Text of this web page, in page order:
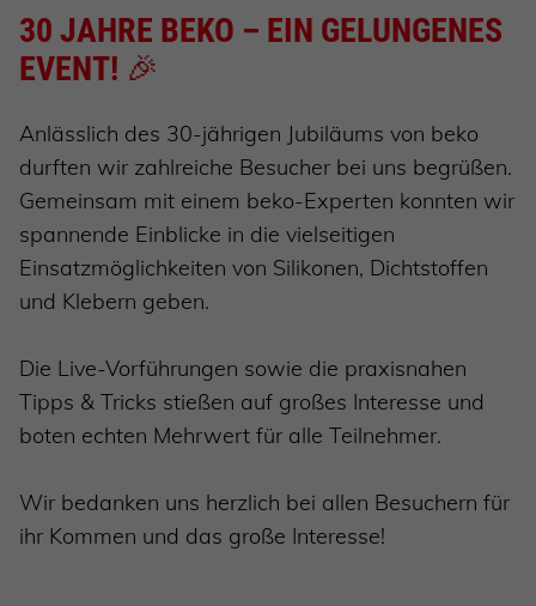
30 JAHRE BEKO – EIN GELUNGENES
EVENT! 🎉
Anlässlich des 30-jährigen Jubiläums von beko
durften wir zahlreiche Besucher bei uns begrüßen.
Gemeinsam mit einem beko-Experten konnten wir
spannende Einblicke in die vielseitigen
Einsatzmöglichkeiten von Silikonen, Dichtstoffen
und Klebern geben.
Die Live-Vorführungen sowie die praxisnahen
Tipps & Tricks stießen auf großes Interesse und
boten echten Mehrwert für alle Teilnehmer.
Wir bedanken uns herzlich bei allen Besuchern für
ihr Kommen und das große Interesse!